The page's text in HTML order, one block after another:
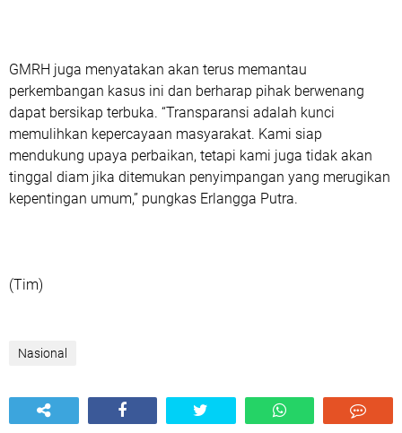
GMRH juga menyatakan akan terus memantau
perkembangan kasus ini dan berharap pihak berwenang
dapat bersikap terbuka. “Transparansi adalah kunci
memulihkan kepercayaan masyarakat. Kami siap
mendukung upaya perbaikan, tetapi kami juga tidak akan
tinggal diam jika ditemukan penyimpangan yang merugikan
kepentingan umum,” pungkas Erlangga Putra.
(Tim)
Nasional